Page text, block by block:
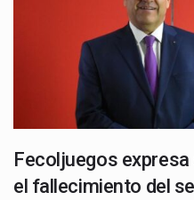
Fecoljuegos
el fallecimiento del